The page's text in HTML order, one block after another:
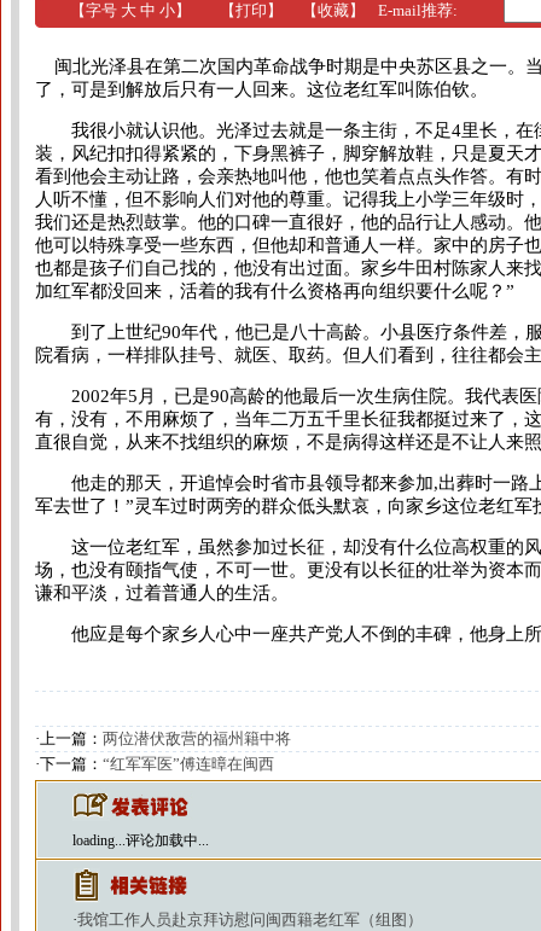
【字号 大 中 小】 【打印 】 【收藏】 E-mail推荐:
闽北光泽县在第二次国内革命战争时期是中央苏区县之一。
了，可是到解放后只有一人回来。这位老红军叫陈伯钦。
我很小就认识他。光泽过去就是一条主街，不足4里长，在
装，风纪扣扣得紧紧的，下身黑裤子，脚穿解放鞋，只是夏天
看到他会主动让路，会亲热地叫他，他也笑着点点头作答。有
人听不懂，但不影响人们对他的尊重。记得我上小学三年级时
我们还是热烈鼓掌。他的口碑一直很好，他的品行让人感动。
他可以特殊享受一些东西，但他却和普通人一样。家中的房子
也都是孩子们自己找的，他没有出过面。家乡牛田村陈家人来
加红军都没回来，活着的我有什么资格再向组织要什么呢？”
到了上世纪90年代，他已是八十高龄。小县医疗条件差，
院看病，一样排队挂号、就医、取药。但人们看到，往往都会
2002年5月，已是90高龄的他最后一次生病住院。我代表医
有，没有，不用麻烦了，当年二万五千里长征我都挺过来了，
直很自觉，从来不找组织的麻烦，不是病得这样还是不让人来
他走的那天，开追悼会时省市县领导都来参加,出葬时一路
军去世了！”灵车过时两旁的群众低头默哀，向家乡这位老红
这一位老红军，虽然参加过长征，却没有什么位高权重的
场，也没有颐指气使，不可一世。更没有以长征的壮举为资本
谦和平淡，过着普通人的生活。
他应是每个家乡人心中一座共产党人不倒的丰碑，他身上
·上一篇： 两位潜伏敌营的福州籍中将
·下一篇： “红军军医”傅连暲在闽西
loading...评论加载中...
·我馆工作人员赴京拜访慰问闽西籍老红军（组图）